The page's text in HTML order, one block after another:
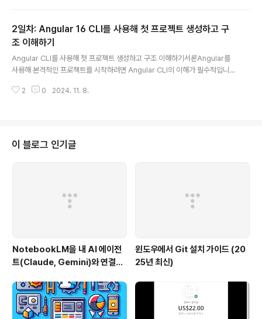
만들어보는 실습까지 진행하겠습니다.본론1. 컴포넌트란 무엇인가?컴포넌트의
개념Angular에서 컴포넌트는 HTML, CSS, TypeScript 코드가 결합된 UI
의 독립적인 구성 요소입니다. 각 컴포넌트는 뷰(View)를 담당하..
2일차: Angular 16 CLI를 사용해 첫 프로젝트 생성하고 구
조 이해하기
Angular CLI를 사용해 첫 프로젝트 생성하고 구조 이해하기서론Angular를
사용해 본격적인 프로젝트를 시작하려면 Angular CLI의 이해가 필수적입니
고 관리할 수 있으며, 각종 설정을 자동으로 처리해주기 때문에 빠르고 간편하
lar CLI의 정의Angular CLI는 Angular 프로젝트 생성 및 관리를 위한 커맨드
라인 도구입니다. 명령어로 프로젝트를 쉽게..
2 0 2024. 11. 8.
이 블로그 인기글
NotebookLM을 내 AI 에이전
트(Claude, Gemini)와 연결하
윈도우에서 Git 설치 가이드 (20
25년 최신)